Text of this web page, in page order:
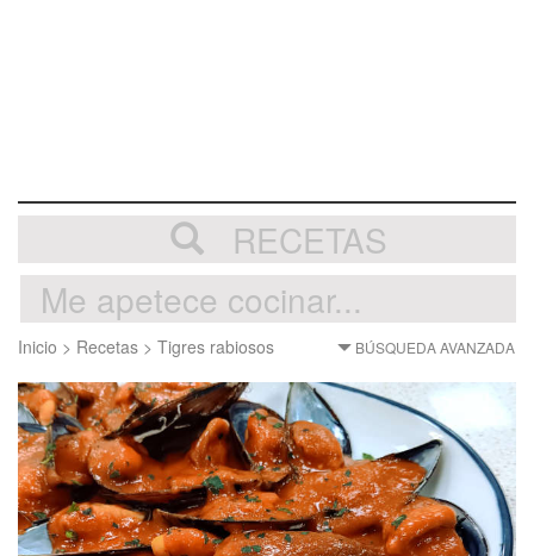
RECETAS
Inicio > Recetas > Tigres rabiosos BÚSQUEDA AVANZADA